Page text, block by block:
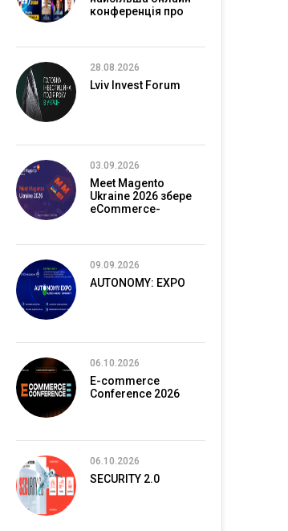
конференція про
28.08.2026
Lviv Invest Forum
03.09.2026
Meet Magento
Ukraine 2026 збере
eCommerce-
09.09.2026
AUTONOMY: EXPO
06.10.2026
E-commerce
Conference 2026
06.10.2026
SECURITY 2.0